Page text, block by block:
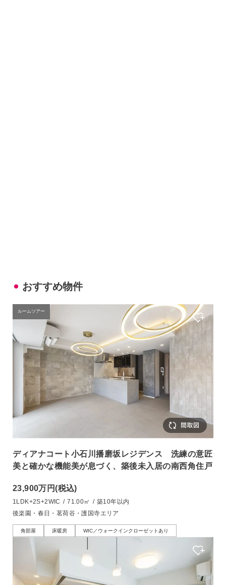
おすすめ物件
ルームツアー
ディアナコート小石川播磨坂レジデンス 洗練の意匠
美と確かな機能美が息づく、築後未入居の南西角住戸
23,900万円(税込)
1LDK+2S+2WIC / 71.00㎡ / 築10年以内
後楽園・春日・茗荷谷・護国寺エリア
角部屋 床暖房 WIC／ウォークインクローゼットあり